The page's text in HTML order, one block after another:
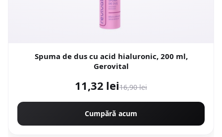
Spuma de dus cu acid hialuronic, 200 ml,
Gerovital
11,32 lei16,90 lei
Cumpără acum